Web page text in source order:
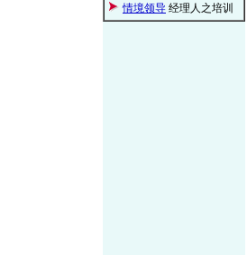
情境领导 经理人之培训